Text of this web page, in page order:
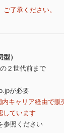
了承ください。
）
２世代前まで
が必要
キャリア経由で販
しています
参照ください